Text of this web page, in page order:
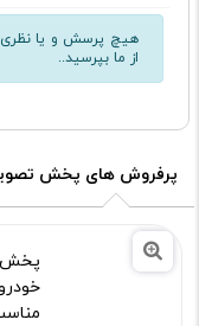
هیچ پرسش و یا نظری
از ما بپرسید..
پرفروش های پخش
پخش